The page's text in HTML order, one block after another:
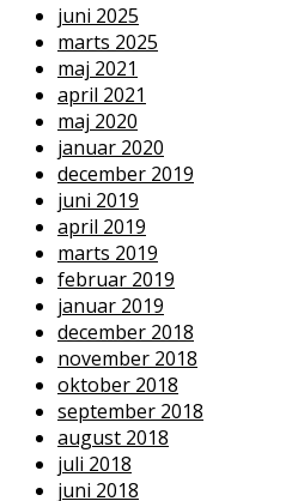
juni 2025
marts 2025
maj 2021
april 2021
maj 2020
januar 2020
december 2019
juni 2019
april 2019
marts 2019
februar 2019
januar 2019
december 2018
november 2018
oktober 2018
september 2018
august 2018
juli 2018
juni 2018